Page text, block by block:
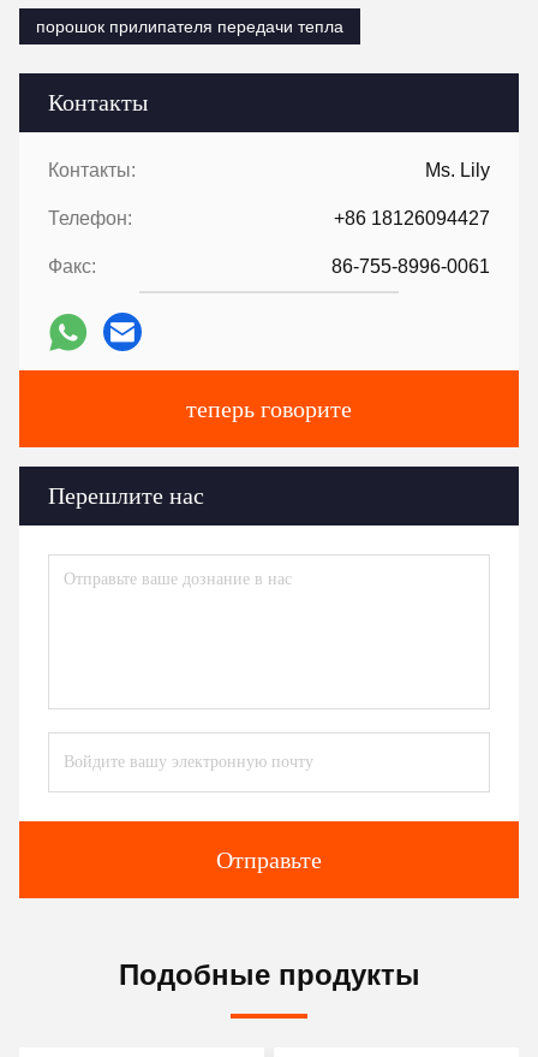
Контакты
Контакты: Ms. Lily
Телефон: +86 18126094427
Факс: 86-755-8996-0061
теперь говорите
Перешлите нас
Отправьте
порошок прилипателя передачи тепла
Подобные продукты